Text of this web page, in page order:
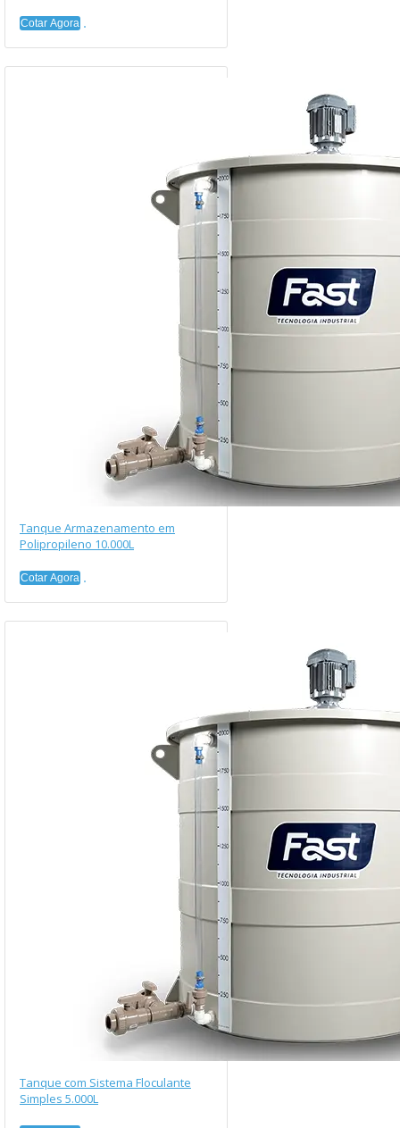
Cotar Agora
Tanque Armazenamento em
Polipropileno 10.000L
Cotar Agora
Tanque com Sistema Floculante
Simples 5.000L